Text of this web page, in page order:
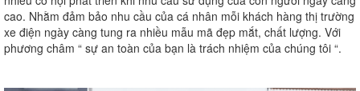
cao. Nhằm đảm bảo nhu cầu của cá nhân mỗi khách hàng thị trường
xe điện ngày càng tung ra nhiều mẫu mã đẹp mắt, chất lượng. Với
phương châm “ sự an toàn của bạn là trách nhiệm của chúng tôi “.